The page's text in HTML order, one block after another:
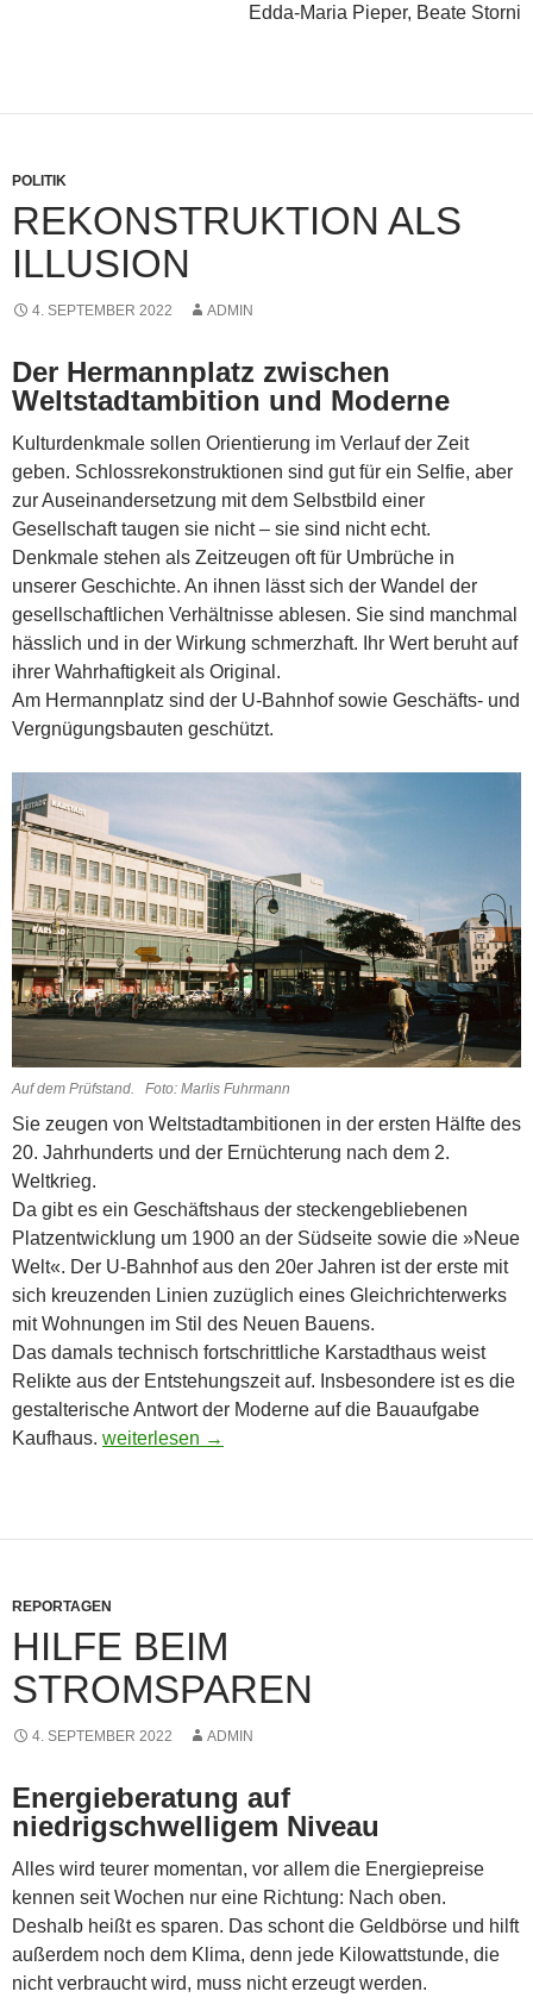
Edda-Maria Pieper, Beate Storni
POLITIK
REKONSTRUKTION ALS
ILLUSION
4. SEPTEMBER 2022 ADMIN
Der Hermannplatz zwischen
Weltstadtambition und Moderne
Kulturdenkmale sollen Orientierung im Verlauf der Zeit
geben. Schlossrekonstruktionen sind gut für ein Selfie, aber
zur Auseinandersetzung mit dem Selbstbild einer
Gesellschaft taugen sie nicht – sie sind nicht echt.
Denkmale stehen als Zeitzeugen oft für Umbrüche in
unserer Geschichte. An ihnen lässt sich der Wandel der
gesellschaftlichen Verhältnisse ablesen. Sie sind manchmal
hässlich und in der Wirkung schmerzhaft. Ihr Wert beruht auf
ihrer Wahrhaftigkeit als Original.
Am Hermannplatz sind der U-Bahnhof sowie Geschäfts- und
Vergnügungsbauten geschützt.
Auf dem Prüfstand. Foto: Marlis Fuhrmann
Sie zeugen von Weltstadtambitionen in der ersten Hälfte des
20. Jahrhunderts und der Ernüchterung nach dem 2.
Weltkrieg.
Da gibt es ein Geschäftshaus der steckengebliebenen
Platzentwicklung um 1900 an der Südseite sowie die »Neue
Welt«. Der U-Bahnhof aus den 20er Jahren ist der erste mit
sich kreuzenden Linien zuzüglich eines Gleichrichterwerks
mit Wohnungen im Stil des Neuen Bauens.
Das damals technisch fortschrittliche Karstadthaus weist
Relikte aus der Entstehungszeit auf. Insbesondere ist es die
gestalterische Antwort der Moderne auf die Bauaufgabe
Kaufhaus. Rekonstruktion als Illusion
weiterlesen →
REPORTAGEN
HILFE BEIM
STROMSPAREN
4. SEPTEMBER 2022 ADMIN
Energieberatung auf
niedrigschwelligem Niveau
Alles wird teurer momentan, vor allem die Energiepreise
kennen seit Wochen nur eine Richtung: Nach oben.
Deshalb heißt es sparen. Das schont die Geldbörse und hilft
außerdem noch dem Klima, denn jede Kilowattstunde, die
nicht verbraucht wird, muss nicht erzeugt werden.